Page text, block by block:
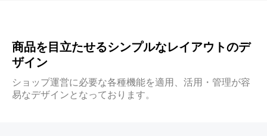
商品を目立たせるシンプルなレイアウトのデ
ザイン
ショップ運営に必要な各種機能を適用、活用・管理が容
易なデザインとなっております。